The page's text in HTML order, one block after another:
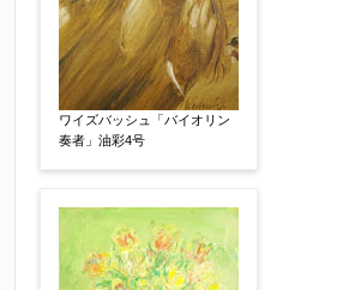
その他
他社様の査定価格 【任意】
会社名：
査定額：
ワイズバッシュ「バイオリン
奏者」油彩4号